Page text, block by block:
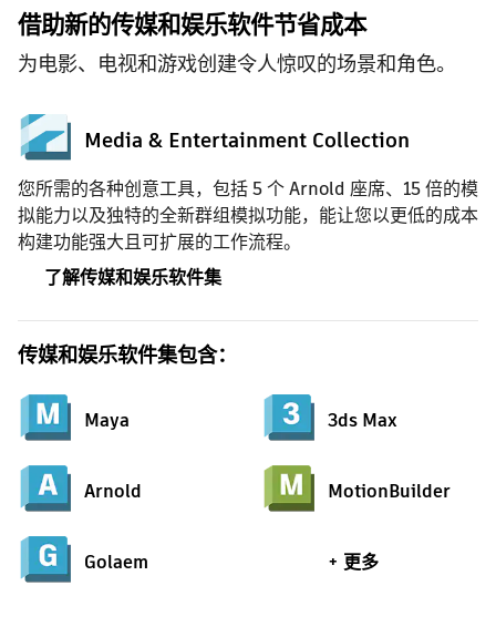
借助新的传媒和娱乐软件节省成本
为电影、电视和游戏创建令人惊叹的场景和角色。
Media & Entertainment Collection
您所需的各种创意工具，包括 5 个 Arnold 座席、15 倍的模
拟能力以及独特的全新群组模拟功能，能让您以更低的成本
构建功能强大且可扩展的工作流程。
了解传媒和娱乐软件集
传媒和娱乐软件集包含：
Maya 3ds Max
Arnold MotionBuilder
Golaem + 更多